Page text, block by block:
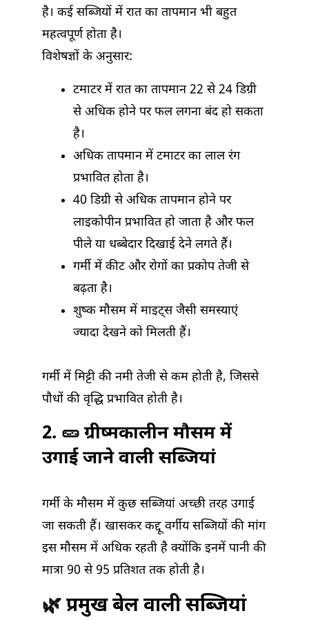
है। कई सब्जियों में रात का तापमान भी बहुत
महत्वपूर्ण होता है।
विशेषज्ञों के अनुसार:
टमाटर में रात का तापमान 22 से 24 डिग्री
से अधिक होने पर फल लगना बंद हो सकता
है।
अधिक तापमान में टमाटर का लाल रंग
प्रभावित होता है।
40 डिग्री से अधिक तापमान होने पर
लाइकोपीन प्रभावित हो जाता है और फल
पीले या धब्बेदार दिखाई देने लगते हैं।
गर्मी में कीट और रोगों का प्रकोप तेजी से
बढ़ता है।
शुष्क मौसम में माइट्स जैसी समस्याएं
ज्यादा देखने को मिलती हैं।
गर्मी में मिट्टी की नमी तेजी से कम होती है, जिससे
पौधों की वृद्धि प्रभावित होती है।
2. 🥒 ग्रीष्मकालीन मौसम में
उगाई जाने वाली सब्जियां
गर्मी के मौसम में कुछ सब्जियां अच्छी तरह उगाई
जा सकती हैं। खासकर कद्दू वर्गीय सब्जियों की मांग
इस मौसम में अधिक रहती है क्योंकि इनमें पानी की
मात्रा 90 से 95 प्रतिशत तक होती है।
🌿 प्रमुख बेल वाली सब्जियां